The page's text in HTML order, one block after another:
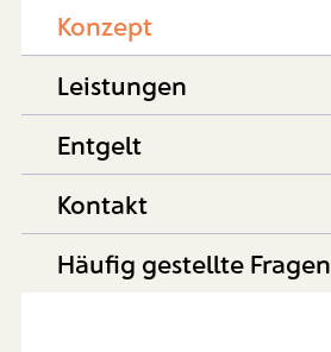
Konzept
Leistungen
Entgelt
Kontakt
Häufig gestellte Fragen